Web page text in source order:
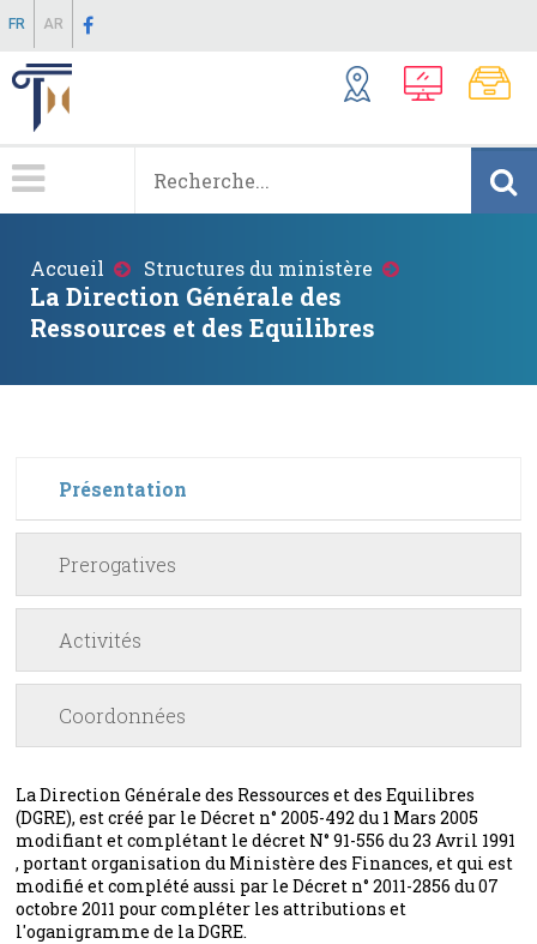
au
contenu
principal
FR AR
Principale
Fil
d'Ariane
Accueil Structures du ministère
La Direction Générale des
Ressources et des Equilibres
Présentation
Prerogatives
Activités
Coordonnées
La Direction Générale des Ressources et des Equilibres
(DGRE), est créé par le Décret n° 2005-492 du 1 Mars 2005
modifiant et complétant le décret N° 91-556 du 23 Avril 1991
, portant organisation du Ministère des Finances, et qui est
modifié et complété aussi par le Décret n° 2011-2856 du 07
octobre 2011 pour compléter les attributions et
l'oganigramme de la DGRE.